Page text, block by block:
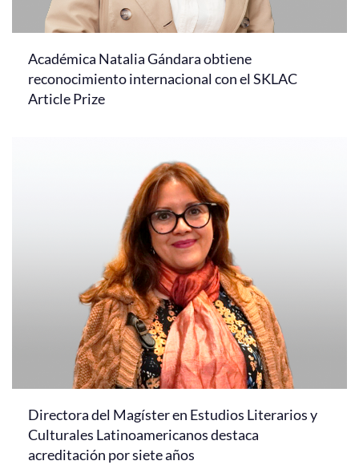
Académica Natalia Gándara obtiene
reconocimiento internacional con el SKLAC
Article Prize
Directora del Magíster en Estudios Literarios y
Culturales Latinoamericanos destaca
acreditación por siete años